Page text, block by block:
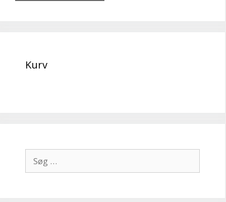
Kurv
efter: